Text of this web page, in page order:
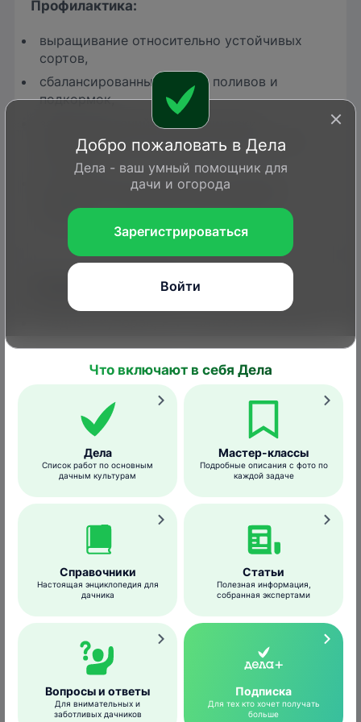
Профилактика:
выращивание относительно устойчивых
сортов,
сбалансированный режим поливов и
подкормок,
защита растений от механических
повреждений, солнечных ожогов, зимних
морозов,
своевременная и правильная обрезка
ветвей.
Средства борьбы
действия. Ограничивает развитие и
распространение грибковых заболеваний
плодовых и некоторых ягодных культур.
Применяется для обработки древесины с
целью борьбы с плесенью и гнилями.
Также используется как микроудобрение,
источник меди.
Медный купорос используется для
приготовления бордоской жидкости.
Классическая рецептура препарата
подразумевает наличие двух
компонентов – медного купоросаи
негашеной извести. В борьбе с
болезнями растений можно использовать
и раствор чистого медного купороса,
однако он вызвал бы повреждение
растения. Соединения кальция
нейтрализуют негативное воздействие
Добро пожаловать в Дела
Дела - ваш умный помощник для
дачи и огорода
Зарегистрироваться
Войти
Что включают в себя Дела
Дела
Список работ по основным
дачным культурам
Мастер-классы
Подробные описания с фото по
каждой задаче
Справочники
Настоящая энциклопедия для
дачника
Статьи
Полезная информация,
собранная экспертами
Вопросы и ответы
Для внимательных и
заботливых дачников
Подписка
Для тех кто хочет получать
больше